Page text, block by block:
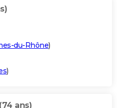
du-Rhône)
)
(74 ans)